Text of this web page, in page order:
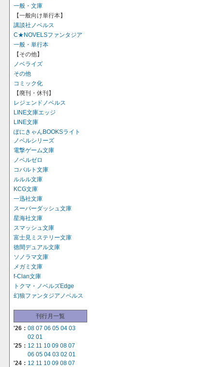
一般・文庫
【一般向け単行本】
講談社ノベルス
C★NOVELSファンタジア
一般・単行本
【その他】
ノベライズ
その他
コミック化
【廃刊・休刊】
レジェンドノベルス
LINE文庫エッジ
LINE文庫
ぽにきゃんBOOKSライト
ノベルシリーズ
電撃ゲーム文庫
ノベルゼロ
コバルト文庫
ルルル文庫
KCG文庫
一迅社文庫
スーパーダッシュ文庫
星海社文庫
スマッシュ文庫
富士見ミステリー文庫
徳間デュアル文庫
ソノラマ文庫
メガミ文庫
f-Clan文庫
トクマ・ノベルズEdge
幻狼ファンタジアノベルス
刊行月一覧
'26： 08 07 06 05 04 03
02 01
'25： 12 11 10 09 08 07
06 05 04 03 02 01
'24： 12 11 10 09 08 07